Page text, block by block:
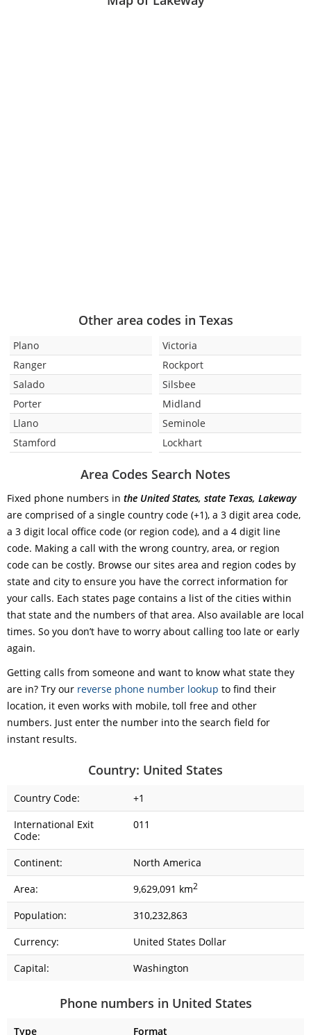
Other area codes in Texas
Plano
Ranger
Salado
Porter
Llano
Stamford
Victoria
Rockport
Silsbee
Midland
Seminole
Lockhart
Area Codes Search Notes
Fixed phone numbers in the United States, state Texas, Lakeway
are comprised of a single country code (+1), a 3 digit area code,
a 3 digit local office code (or region code), and a 4 digit line
code. Making a call with the wrong country, area, or region
code can be costly. Browse our sites area and region codes by
state and city to ensure you have the correct information for
your calls. Each states page contains a list of the cities within
that state and the numbers of that area. Also available are local
times. So you don’t have to worry about calling too late or early
again.
Getting calls from someone and want to know what state they
are in? Try our reverse phone number lookup to find their
location, it even works with mobile, toll free and other
numbers. Just enter the number into the search field for
instant results.
Country: United States
Country Code:
+1
International Exit
Code:
011
Continent:
North America
Area:
9,629,091 km2
Population:
310,232,863
Currency:
United States Dollar
Capital:
Washington
Phone numbers in United States
Type Format